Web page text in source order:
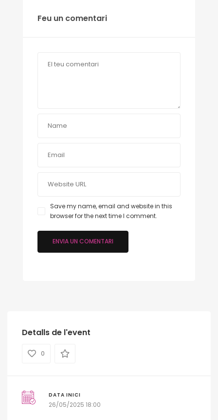
Feu un comentari
Save my name, email and website in this
browser for the next time I comment.
Detalls de l'event
0
DATA INICI
26/05/2025 18:00